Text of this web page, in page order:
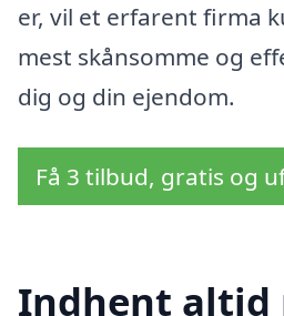
er, vil et erfarent firma
mest skånsomme og
dig og din ejendom.
Få 3 tilbud, gratis og
Indhent altid